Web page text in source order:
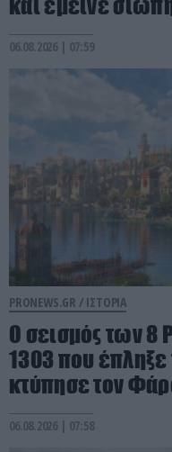
06.08.2026 | 07:59
PRONEWS.GR / ΙΣΤΟΡΙΑ
Ο σεισμός των 8
1303 που
κτύπησε τον
06.08.2026 | 07:58